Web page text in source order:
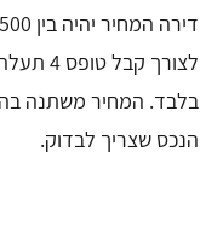
בלבד. המחיר משתנה
הנכס שצריך לבדוק.